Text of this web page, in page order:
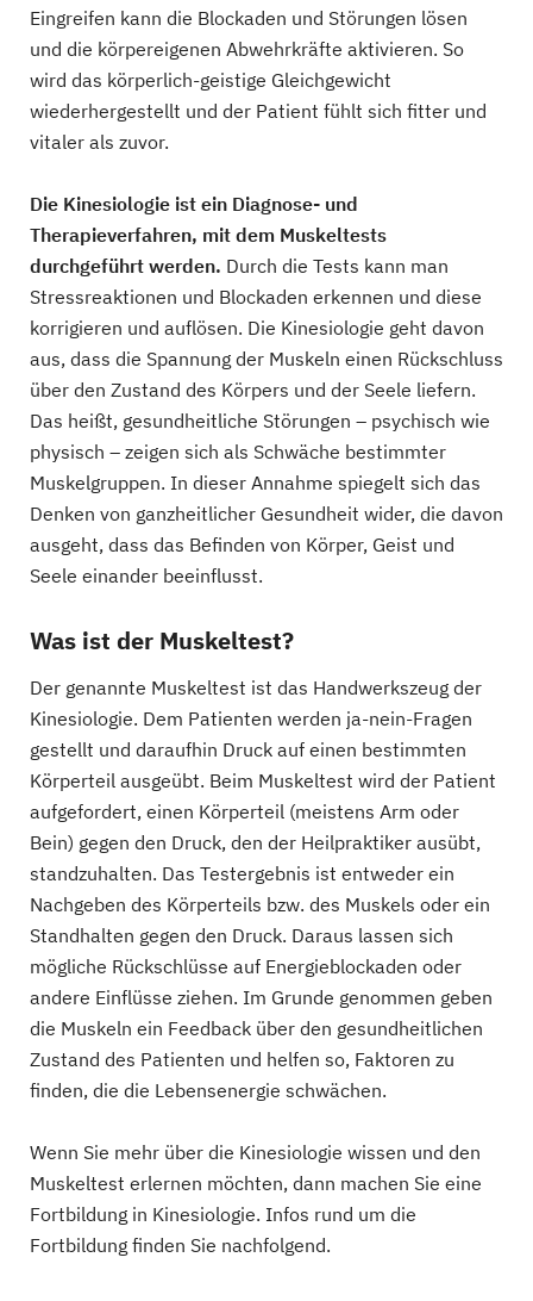
Eingreifen kann die Blockaden und Störungen lösen
und die körpereigenen Abwehrkräfte aktivieren. So
wird das körperlich-geistige Gleichgewicht
wiederhergestellt und der Patient fühlt sich fitter und
vitaler als zuvor.
Die Kinesiologie ist ein Diagnose- und
Therapieverfahren, mit dem Muskeltests
durchgeführt werden. Durch die Tests kann man
Stressreaktionen und Blockaden erkennen und diese
korrigieren und auflösen. Die Kinesiologie geht davon
aus, dass die Spannung der Muskeln einen Rückschluss
über den Zustand des Körpers und der Seele liefern.
Das heißt, gesundheitliche Störungen – psychisch wie
physisch – zeigen sich als Schwäche bestimmter
Muskelgruppen. In dieser Annahme spiegelt sich das
Denken von ganzheitlicher Gesundheit wider, die davon
ausgeht, dass das Befinden von Körper, Geist und
Seele einander beeinflusst.
Was ist der Muskeltest?
Der genannte Muskeltest ist das Handwerkszeug der
Kinesiologie. Dem Patienten werden ja-nein-Fragen
gestellt und daraufhin Druck auf einen bestimmten
Körperteil ausgeübt. Beim Muskeltest wird der Patient
aufgefordert, einen Körperteil (meistens Arm oder
Bein) gegen den Druck, den der Heilpraktiker ausübt,
standzuhalten. Das Testergebnis ist entweder ein
Nachgeben des Körperteils bzw. des Muskels oder ein
Standhalten gegen den Druck. Daraus lassen sich
mögliche Rückschlüsse auf Energieblockaden oder
andere Einflüsse ziehen. Im Grunde genommen geben
die Muskeln ein Feedback über den gesundheitlichen
Zustand des Patienten und helfen so, Faktoren zu
finden, die die Lebensenergie schwächen.
Wenn Sie mehr über die Kinesiologie wissen und den
Muskeltest erlernen möchten, dann machen Sie eine
Fortbildung in Kinesiologie. Infos rund um die
Fortbildung finden Sie nachfolgend.